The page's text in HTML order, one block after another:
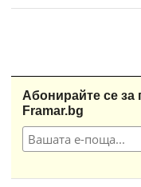
Абонирайте се
Framar.bg